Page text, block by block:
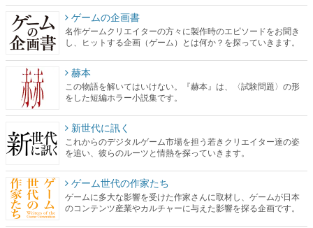
ゲームの企画書
名作ゲームクリエイターの方々に製作時のエピソードをお聞き
し、ヒットする企画（ゲーム）とは何か？を探っていきます。
赫本
この物語を解いてはいけない。『赫本』は、〈試験問題〉の形
をした短編ホラー小説集です。
新世代に訊く
これからのデジタルゲーム市場を担う若きクリエイター達の姿
を追い、彼らのルーツと情熱を探っていきます。
ゲーム世代の作家たち
ゲームに多大な影響を受けた作家さんに取材し、ゲームが日本
のコンテンツ産業やカルチャーに与えた影響を探る企画です。